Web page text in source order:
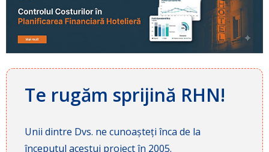
Te rugăm sprijină RHN!
Unii dintre Dvs. ne cunoașteți înca de la
începutul acestui proiect în 2005.